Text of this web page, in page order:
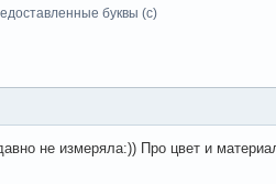
буквы (с)
не измеряла:)) Про цвет и